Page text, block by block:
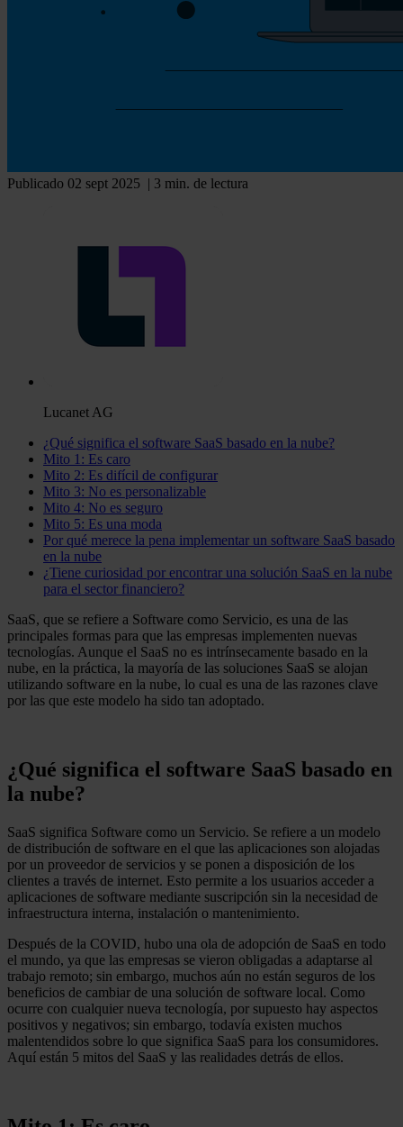
Publicado 02 sept 2025 | 3 min. de lectura
Lucanet AG
¿Qué significa el software SaaS basado en la nube?
Mito 1: Es caro
Mito 2: Es difícil de configurar
Mito 3: No es personalizable
Mito 4: No es seguro
Mito 5: Es una moda
Por qué merece la pena implementar un software SaaS basado
en la nube
¿Tiene curiosidad por encontrar una solución SaaS en la nube
para el sector financiero?
SaaS, que se refiere a Software como Servicio, es una de las
principales formas para que las empresas implementen nuevas
tecnologías. Aunque el SaaS no es intrínsecamente basado en la
nube, en la práctica, la mayoría de las soluciones SaaS se alojan
utilizando software en la nube, lo cual es una de las razones clave
por las que este modelo ha sido tan adoptado.
¿Qué significa el software SaaS basado en
la nube?
SaaS significa Software como un Servicio. Se refiere a un modelo
de distribución de software en el que las aplicaciones son alojadas
por un proveedor de servicios y se ponen a disposición de los
clientes a través de internet. Esto permite a los usuarios acceder a
aplicaciones de software mediante suscripción sin la necesidad de
infraestructura interna, instalación o mantenimiento.
Después de la COVID, hubo una ola de adopción de SaaS en todo
el mundo, ya que las empresas se vieron obligadas a adaptarse al
trabajo remoto; sin embargo, muchos aún no están seguros de los
beneficios de cambiar de una solución de software local. Como
ocurre con cualquier nueva tecnología, por supuesto hay aspectos
positivos y negativos; sin embargo, todavía existen muchos
malentendidos sobre lo que significa SaaS para los consumidores.
Aquí están 5 mitos del SaaS y las realidades detrás de ellos.